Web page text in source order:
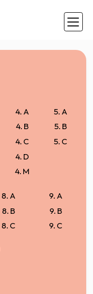
4. A
4. B
4. C
4. D
4. M
5. A
5. B
5. C
8. A
8. B
8. C
9. A
9. B
9. C